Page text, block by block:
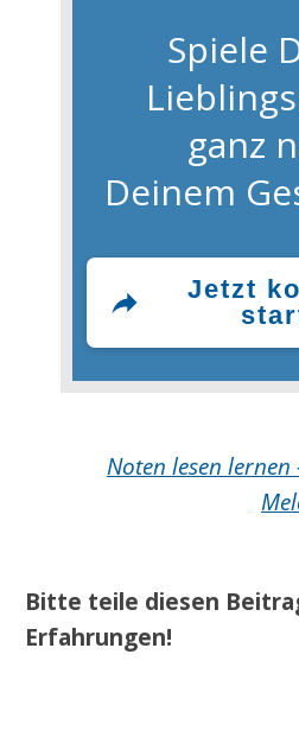
Spiele
ganz
Deinem
Jetzt
Noten lesen lernen
Bitte teile diesen
Erfahrungen!